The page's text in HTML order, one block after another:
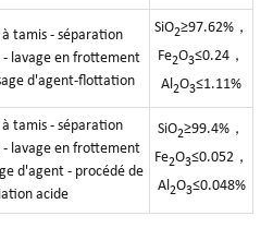
tamis - séparation
- lavage en frottement
d'agent-flottation
SiO2≥97.62%，
Fe2O3≤0.24，
Al 2O3≤1.11%
tamis - séparation
- lavage en frottement
d'agent - procédé de
acide
SiO2≥99.4%，
Fe2O3≤0.052，
Al 2O3≤0.048%